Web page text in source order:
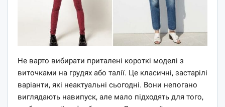
Не варто вибирати приталені короткі моделі з
виточками на грудях або талії. Це класичні, застарілі
варіанти, які неактуальні сьогодні. Вони непогано
виглядають навипуск, але мало підходять для того,